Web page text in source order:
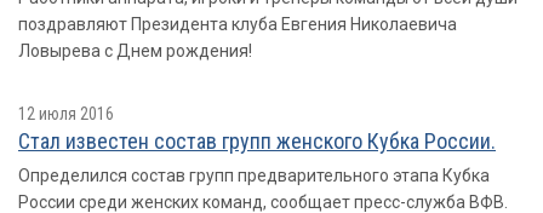
поздравляют Президента клуба Евгения Николаевича
Ловырева с Днем рождения!
12 июля 2016
Стал известен состав групп женского Кубка России.
Определился состав групп предварительного этапа Кубка
России среди женских команд, сообщает пресс-служба ВФВ.